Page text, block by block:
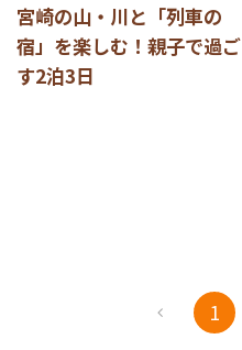
宮崎の山・川と「列車の
宿」を楽しむ！親子で過ご
す2泊3日
1